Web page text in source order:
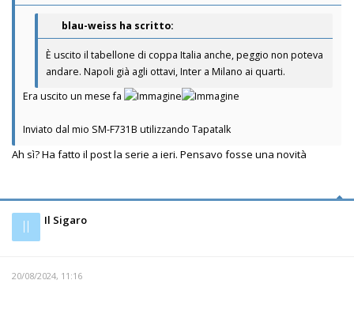
blau-weiss ha scritto:
È uscito il tabellone di coppa Italia anche, peggio non poteva
andare. Napoli già agli ottavi, Inter a Milano ai quarti.
Era uscito un mese fa
Inviato dal mio SM-F731B utilizzando Tapatalk
Ah sì? Ha fatto il post la serie a ieri. Pensavo fosse una novità
Il Il Sigaro
20/08/2024, 11:16